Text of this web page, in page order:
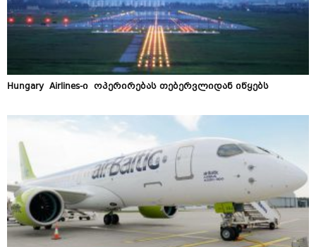
Hungary Airlines-ი ოპერირებას თებერვლიდან იწყებს